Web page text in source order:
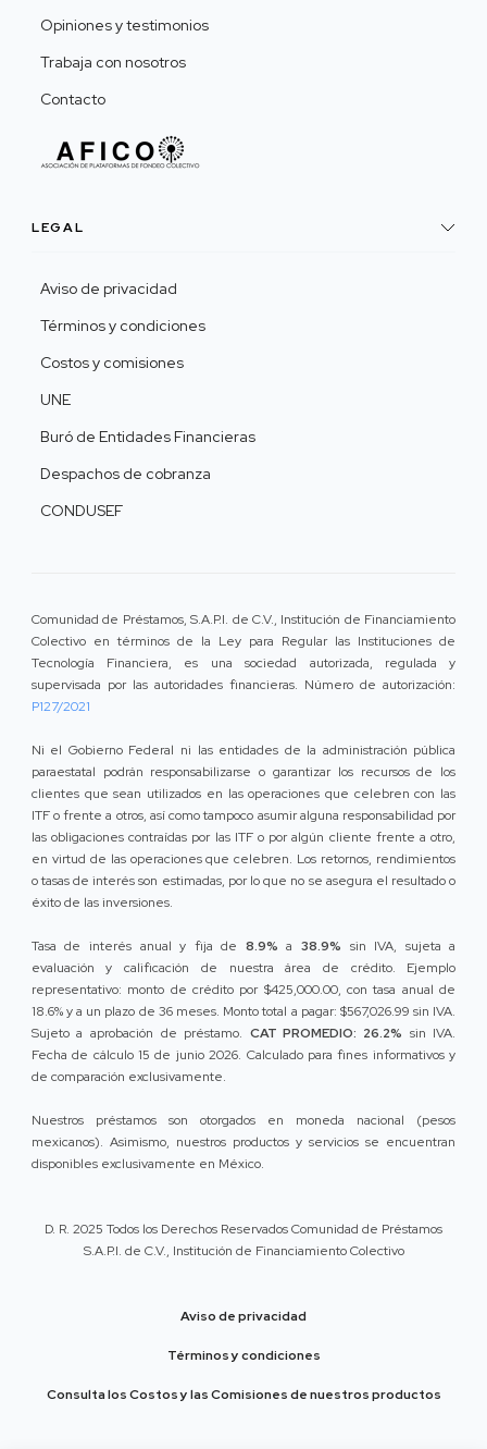
Opiniones y testimonios
Trabaja con nosotros
Contacto
LEGAL
Aviso de privacidad
Términos y condiciones
Costos y comisiones
UNE
Buró de Entidades Financieras
Despachos de cobranza
CONDUSEF
Comunidad de Préstamos, S.A.P.I. de C.V., Institución de Financiamiento
Colectivo en términos de la Ley para Regular las Instituciones de
Tecnología Financiera, es una sociedad autorizada, regulada y
supervisada por las autoridades financieras. Número de autorización:
P127/2021
Ni el Gobierno Federal ni las entidades de la administración pública
paraestatal podrán responsabilizarse o garantizar los recursos de los
clientes que sean utilizados en las operaciones que celebren con las
ITF o frente a otros, así como tampoco asumir alguna responsabilidad por
las obligaciones contraídas por las ITF o por algún cliente frente a otro,
en virtud de las operaciones que celebren. Los retornos, rendimientos
o tasas de interés son estimadas, por lo que no se asegura el resultado o
éxito de las inversiones.
Tasa de interés anual y fija de 8.9% a 38.9% sin IVA, sujeta a
evaluación y calificación de nuestra área de crédito. Ejemplo
representativo: monto de crédito por $425,000.00, con tasa anual de
18.6% y a un plazo de 36 meses. Monto total a pagar: $567,026.99 sin IVA.
Sujeto a aprobación de préstamo. CAT PROMEDIO: 26.2% sin IVA.
Fecha de cálculo 15 de junio 2026. Calculado para fines informativos y
de comparación exclusivamente.
Nuestros préstamos son otorgados en moneda nacional (pesos
mexicanos). Asimismo, nuestros productos y servicios se encuentran
disponibles exclusivamente en México.
D. R. 2025 Todos los Derechos Reservados Comunidad de Préstamos
S.A.P.I. de C.V., Institución de Financiamiento Colectivo
Aviso de privacidad
Términos y condiciones
Consulta los Costos y las Comisiones de nuestros productos